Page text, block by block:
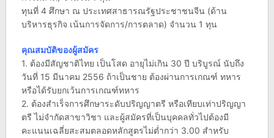
ทุนที่ 4 ศึกษา ณ ประเทศสาธารณรัฐประชาชนจีน (ด้าน
บริหารธุรกิจ เน้นการจัดการ/การตลาด) จำนวน 1 ทุน
คุณสมบัติของผู้สมัคร
1. ต้องมีสัญชาติไทย เป็นโสด อายุไม่เกิน 30 ปี บริบูรณ์ นับถึง
วันที่ 15 มีนาคม 2556 ถ้าเป็นชาย ต้องผ่านการเกณฑ์ ทหาร
หรือได้รับยกเว้นการเกณฑ์ทหาร
2. ต้องสำเร็จการศึกษาระดับปริญญาตรี หรือเทียบเท่าปริญญา
ตรี ไม่จำกัดสาขาวิชา และผู้สมัครที่เป็นบุคคลทั่วไปต้องมี
คะแนนเฉลี่ยสะสมตลอดหลักสูตรไม่ต่ำกว่า 3.00 สำหรับ